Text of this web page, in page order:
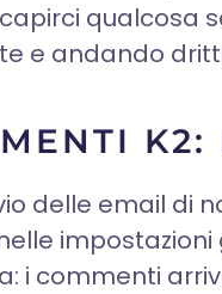
qualcosa
e andando
delle email di
i commenti